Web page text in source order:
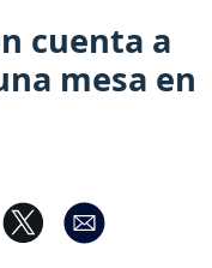
cuenta a
mesa en